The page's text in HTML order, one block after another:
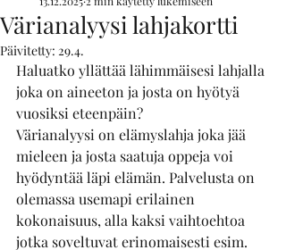
Värianalyysi lahjakortti
Päivitetty: 29.4.
Haluatko yllättää lähimmäisesi lahjalla
joka on aineeton ja josta on hyötyä
vuosiksi eteenpäin?
Värianalyysi on elämyslahja joka jää
mieleen ja josta saatuja oppeja voi
hyödyntää läpi elämän. Palvelusta on
olemassa usemapi erilainen
kokonaisuus, alla kaksi vaihtoehtoa
jotka soveltuvat erinomaisesti esim.